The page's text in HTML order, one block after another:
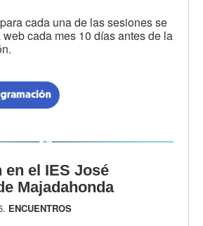
cada una de las sesiones se
cada mes 10 días antes de la
en el IES José
Majadahonda
ENCUENTROS